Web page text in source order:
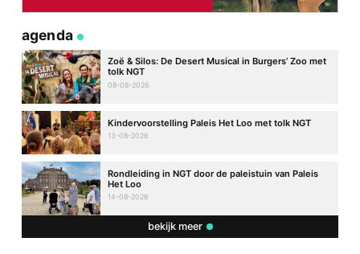
agenda
Zoë & Silos: De Desert Musical in Burgers’ Zoo met
tolk NGT
08-08-2026
Kindervoorstelling Paleis Het Loo met tolk NGT
13-08-2026
Rondleiding in NGT door de paleistuin van Paleis
Het Loo
14-08-2026
bekijk meer